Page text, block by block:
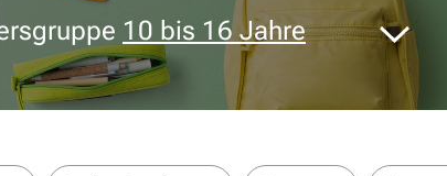
10 bis 16 Jahre